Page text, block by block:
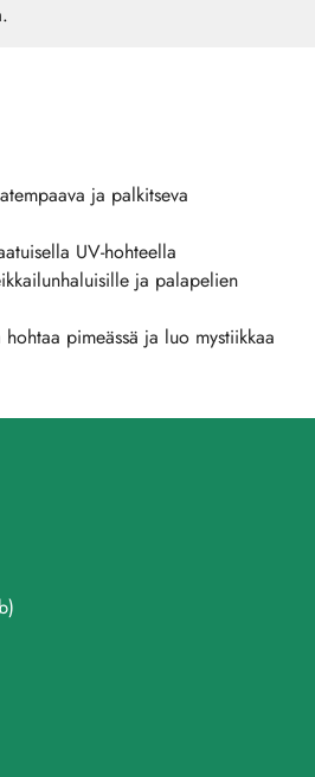
ja palkitseva
UV-hohteella
ja palapelien
pimeässä ja luo mystiikkaa